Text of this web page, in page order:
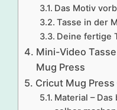
Das Motiv
Tasse in der
Deine fertige
Mini-Video
Mug Press
Cricut Mug
Material –